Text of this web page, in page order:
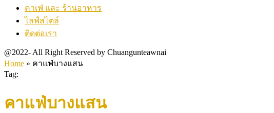
คาเฟ่ และ ร้านอาหาร
ไลฟ์สไตล์
ติดต่อเรา
@2022- All Right Reserved by Chuangunteawnai
Home » คาแฟ่บางแสน
Tag:
คาแฟ่บางแสน